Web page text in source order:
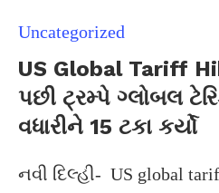
Uncategorized
US Global Tariff
પછી ટ્રમ્પે ગ્લોબલ
વધારીને 15 ટકા કર્યો
નવી દિલ્હી- US global